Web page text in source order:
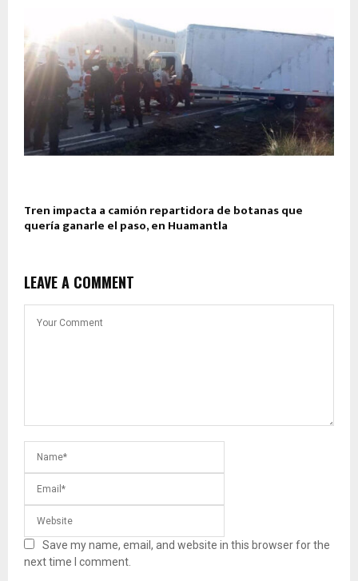
Tren impacta a camión repartidora de botanas que
quería ganarle el paso, en Huamantla
LEAVE A COMMENT
Save my name, email, and website in this browser for the
next time I comment.